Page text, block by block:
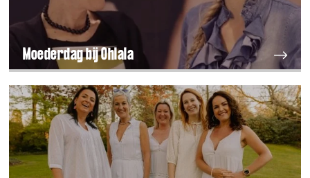
Moederdag bij Ohlala